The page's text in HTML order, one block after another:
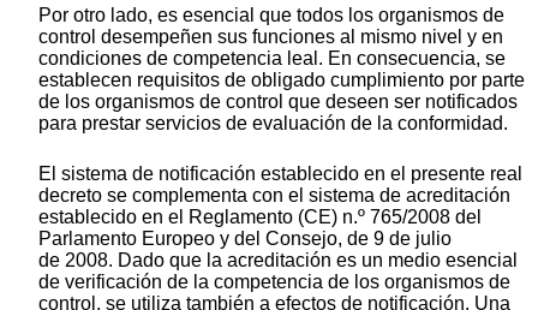
Por otro lado, es esencial que todos los organismos de
control desempeñen sus funciones al mismo nivel y en
condiciones de competencia leal. En consecuencia, se
establecen requisitos de obligado cumplimiento por parte
de los organismos de control que deseen ser notificados
para prestar servicios de evaluación de la conformidad.
El sistema de notificación establecido en el presente real
decreto se complementa con el sistema de acreditación
establecido en el Reglamento (CE) n.º 765/2008 del
Parlamento Europeo y del Consejo, de 9 de julio
de 2008. Dado que la acreditación es un medio esencial
de verificación de la competencia de los organismos de
control, se utiliza también a efectos de notificación. Una